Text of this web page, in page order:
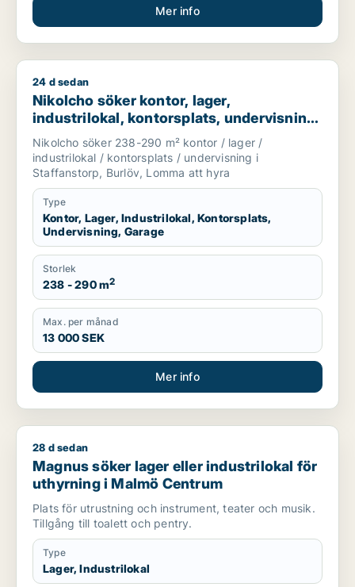
Mer info
Nikolcho söker kontor, lager, industrilokal, kontorsplats,
24 d sedan
Nikolcho söker kontor, lager,
industrilokal, kontorsplats, undervisning
eller garage för uthyrning i Staffanstorp,
Burlöv eller Lomma
Nikolcho söker 238-290 m² kontor / lager /
industrilokal / kontorsplats / undervisning i
Staffanstorp, Burlöv, Lomma att hyra
Type
Kontor, Lager, Industrilokal, Kontorsplats,
Undervisning, Garage
Storlek
238 - 290 m2
Max. per månad
13 000 SEK
Mer info
Magnus söker lager eller industrilokal för uthyrning i Malmö
28 d sedan
Magnus söker lager eller industrilokal för
uthyrning i Malmö Centrum
Plats för utrustning och instrument, teater och musik.
Tillgång till toalett och pentry.
Type
Lager, Industrilokal